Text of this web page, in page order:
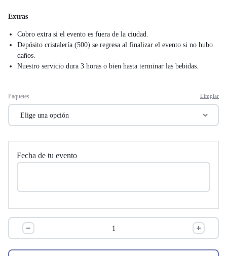
Extras
Cobro extra si el evento es fuera de la ciudad.
Depósito cristalería (500) se regresa al finalizar el evento si no hubo
daños.
Nuestro servicio dura 3 horas o bien hasta terminar las bebidas.
Paquetes Limpiar
Fecha de tu evento